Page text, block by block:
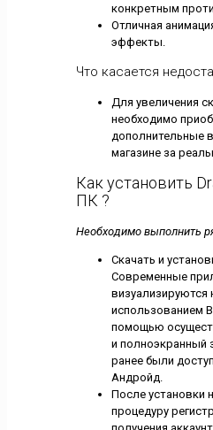
конкретным
Отличная
эффекты.
Что касается
Для увеличения
необходимо
дополнительные
магазине за
Как установить
ПК ?
Необходимо выполнить
Скачать и
Современные
визуализируются
использованием
помощью
и полноэкранный
ранее были
Андройд.
После установки
процедуру